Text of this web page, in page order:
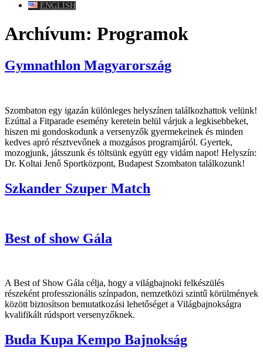
ENGLISH
Archívum: Programok
Gymnathlon Magyarország
Szombaton egy igazán különleges helyszínen találkozhattok velünk!
Ezúttal a Fitparade esemény keretein belül várjuk a legkisebbeket,
hiszen mi gondoskodunk a versenyzők gyermekeinek és minden
kedves apró résztvevőnek a mozgásos programjáról. Gyertek,
mozogjunk, játsszunk és töltsünk együtt egy vidám napot! Helyszín:
Dr. Koltai Jenő Sportközpont, Budapest Szombaton találkozunk!
Szkander Szuper Match
Best of show Gála
A Best of Show Gála célja, hogy a világbajnoki felkészülés
részeként professzionális színpadon, nemzetközi szintű körülmények
között biztosítson bemutatkozási lehetőséget a Világbajnokságra
kvalifikált rúdsport versenyzőknek.
Buda Kupa Kempo Bajnokság